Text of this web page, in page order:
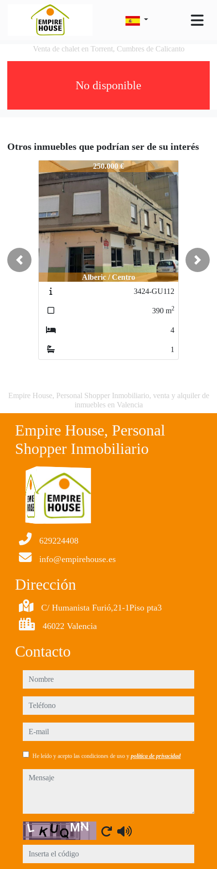
Venta de chalet en Torrent, Cumbres de Calicanto
No disponible
Otros inmuebles que podrían ser de su interés
6350-GU533 250.000 €
Alberic / Centro
3424-GU112
390 m2
4
1
Previous Next
Empire House, Personal Shopper Inmobiliario, venta y alquiler de
inmuebles en Valencia
Empire House, Personal
Shopper Inmobiliario
629224408
info@empirehouse.es
Dirección
C/ Humanista Furió,21-1Piso pta3
46022 Valencia
Contacto
nombre
teléfono
e-mail
He leído y acepto las condiciones de uso y política de privacidad
mensaje
Captcha